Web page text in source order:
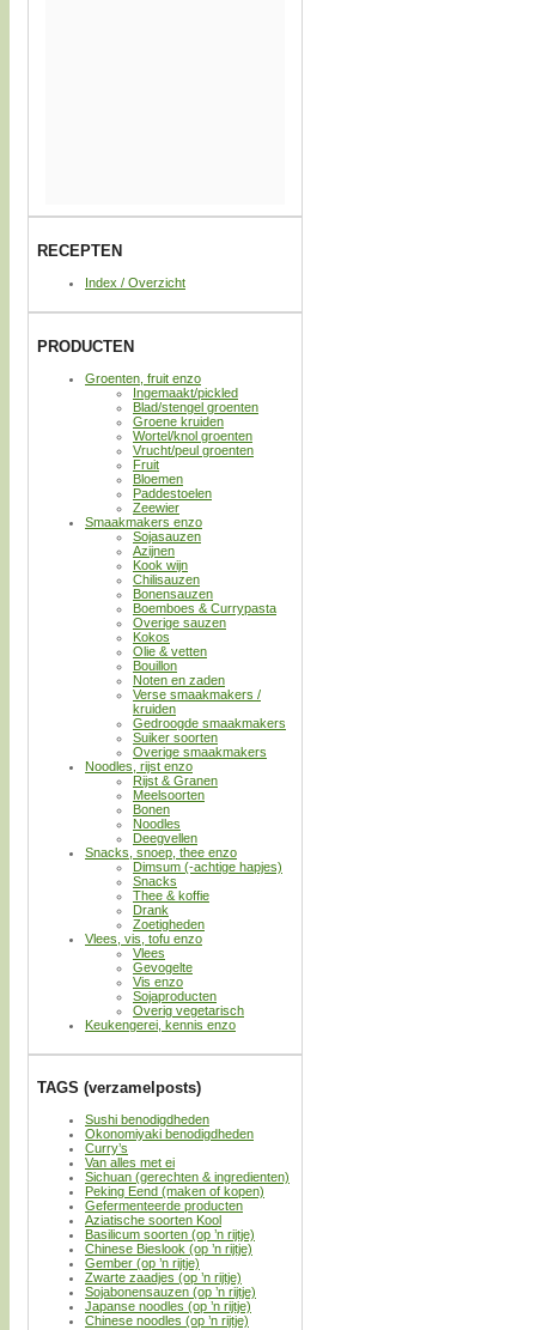
RECEPTEN
Index / Overzicht
PRODUCTEN
Groenten, fruit enzo
Ingemaakt/pickled
Blad/stengel groenten
Groene kruiden
Wortel/knol groenten
Vrucht/peul groenten
Fruit
Bloemen
Paddestoelen
Zeewier
Smaakmakers enzo
Sojasauzen
Azijnen
Kook wijn
Chilisauzen
Bonensauzen
Boemboes & Currypasta
Overige sauzen
Kokos
Olie & vetten
Bouillon
Noten en zaden
Verse smaakmakers /
kruiden
Gedroogde smaakmakers
Suiker soorten
Overige smaakmakers
Noodles, rijst enzo
Rijst & Granen
Meelsoorten
Bonen
Noodles
Deegvellen
Snacks, snoep, thee enzo
Dimsum (-achtige hapjes)
Snacks
Thee & koffie
Drank
Zoetigheden
Vlees, vis, tofu enzo
Vlees
Gevogelte
Vis enzo
Sojaproducten
Overig vegetarisch
Keukengerei, kennis enzo
TAGS (verzamelposts)
Sushi benodigdheden
Okonomiyaki benodigdheden
Curry’s
Van alles met ei
Sichuan (gerechten & ingredienten)
Peking Eend (maken of kopen)
Gefermenteerde producten
Aziatische soorten Kool
Basilicum soorten (op ’n rijtje)
Chinese Bieslook (op ’n rijtje)
Gember (op ’n rijtje)
Zwarte zaadjes (op ’n rijtje)
Sojabonensauzen (op ’n rijtje)
Japanse noodles (op ’n rijtje)
Chinese noodles (op ’n rijtje)